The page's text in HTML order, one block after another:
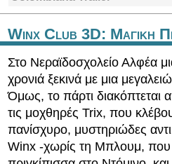
Winx Club 3D: Μαγικη
Στο Νεραϊδοσχολείο Αλφέα
χρονιά ξεκινά με μια
Όμως, το πάρτι διακόπτεται
τις μοχθηρές Trix, που
πανίσχυρο, μυστηριώδες
Winx -χωρίς τη Μπλουμ, που